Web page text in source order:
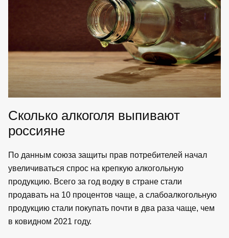
Сколько алкоголя выпивают
россияне
По данным союза защиты прав потребителей начал
увеличиваться спрос на крепкую алкогольную
продукцию. Всего за год водку в стране стали
продавать на 10 процентов чаще, а слабоалкогольную
продукцию стали покупать почти в два раза чаще, чем
в ковидном 2021 году.